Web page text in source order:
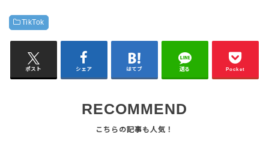
TikTok
ポスト シェア はてブ 送る Pocket
RECOMMEND